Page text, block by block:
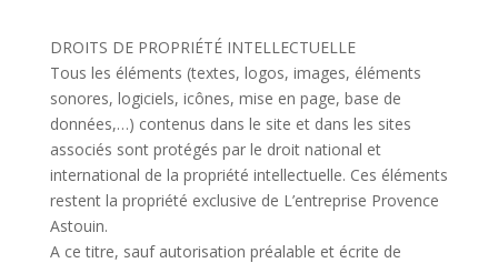
DROITS DE PROPRIÉTÉ INTELLECTUELLE
Tous les éléments (textes, logos, images, éléments
sonores, logiciels, icônes, mise en page, base de
données,…) contenus dans le site et dans les sites
associés sont protégés par le droit national et
international de la propriété intellectuelle. Ces éléments
restent la propriété exclusive de L’entreprise Provence
Astouin.
A ce titre, sauf autorisation préalable et écrite de